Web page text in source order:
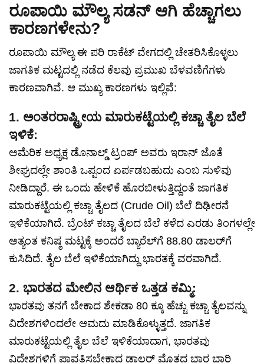
ರೂಪಾಯಿ ಮೌಲ್ಯ ಸಡನ್ ಆಗಿ ಹೆಚ್ಚಾಗಲು
ಕಾರಣಗಳೇನು?
ರೂಪಾಯಿ ಮೌಲ್ಯ ಈ ಪರಿ ರಾಕೆಟ್ ವೇಗದಲ್ಲಿ ಚೇತರಿಸಿಕೊಳ್ಳಲು
ಜಾಗತಿಕ ಮಟ್ಟದಲ್ಲಿ ನಡೆದ ಕೆಲವು ಪ್ರಮುಖ ಬೆಳವಣಿಗೆಗಳು
ಕಾರಣವಾಗಿವೆ. ಆ ಮುಖ್ಯ ಕಾರಣಗಳು ಇಲ್ಲಿವೆ:
1. ಅಂತರರಾಷ್ಟ್ರೀಯ ಮಾರುಕಟ್ಟೆಯಲ್ಲಿ ಕಚ್ಚಾ ತೈಲ ಬೆಲೆ
ಇಳಿಕೆ:
ಅಮೆರಿಕ ಅಧ್ಯಕ್ಷ ಡೊನಾಲ್ಡ್ ಟ್ರಂಪ್ ಅವರು ಇರಾನ್ ಜೊತೆ
ಶೀಘ್ರದಲ್ಲೇ ಶಾಂತಿ ಒಪ್ಪಂದ ಏರ್ಪಡಬಹುದು ಎಂಬ ಸುಳಿವು
ನೀಡಿದ್ದಾರೆ. ಈ ಒಂದು ಹೇಳಿಕೆ ಹೊರಬೀಳುತ್ತಿದ್ದಂತೆ ಜಾಗತಿಕ
ಮಾರುಕಟ್ಟೆಯಲ್ಲಿ ಕಚ್ಚಾ ತೈಲದ (Crude Oil) ಬೆಲೆ ದಿಢೀರನೆ
ಇಳಿಕೆಯಾಗಿದೆ. ಬ್ರೆಂಟ್ ಕಚ್ಚಾ ತೈಲದ ಬೆಲೆ ಕಳೆದ ಎರಡು ತಿಂಗಳಲ್ಲೇ
ಅತ್ಯಂತ ಕನಿಷ್ಠ ಮಟ್ಟಕ್ಕೆ ಅಂದರೆ ಬ್ಯಾರೆಲ್‌ಗೆ 88.80 ಡಾಲರ್‌ಗೆ
ಕುಸಿದಿದೆ. ತೈಲ ಬೆಲೆ ಇಳಿಕೆಯಾಗಿದ್ದು ಭಾರತಕ್ಕೆ ವರವಾಗಿದೆ.
2. ಭಾರತದ ಮೇಲಿನ ಆರ್ಥಿಕ ಒತ್ತಡ ಕಮ್ಮಿ:
ಭಾರತವು ತನಗೆ ಬೇಕಾದ ಶೇಕಡಾ 80 ಕ್ಕೂ ಹೆಚ್ಚು ಕಚ್ಚಾ ತೈಲವನ್ನು
ವಿದೇಶಗಳಿಂದಲೇ ಆಮದು ಮಾಡಿಕೊಳ್ಳುತ್ತದೆ. ಜಾಗತಿಕ
ಮಾರುಕಟ್ಟೆಯಲ್ಲಿ ತೈಲ ಬೆಲೆ ಇಳಿಕೆಯಾದಾಗ, ಭಾರತವು
ವಿದೇಶಗಳಿಗೆ ಪಾವತಿಸಬೇಕಾದ ಡಾಲರ್ ಮೊತ್ತದ ಭಾರ ಭಾರಿ